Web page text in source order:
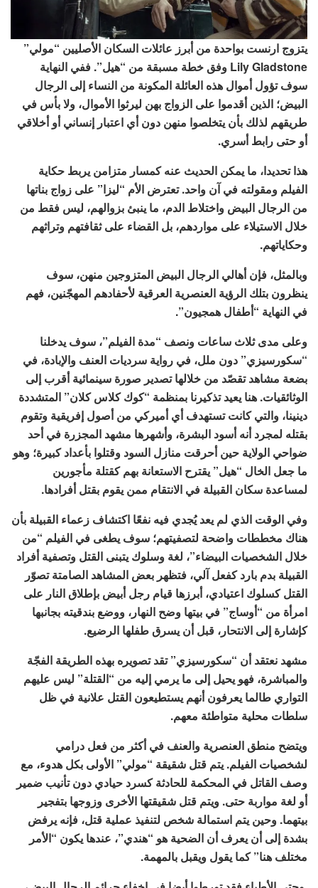
يتزوج ارنست بواحدة من أبرز عائلات السكان الأصليين “مولي”
Lily Gladstone وفق خطة مسبقة من “هيل”. ففي النهاية
سوف تؤول أموال هذه العائلة المكونة من النساء إلى الرجال
البيض؛ الذين أقدموا على الزواج بهن ليرثوا الأموال، ولا بأس في
طريقهم لذلك بأن يتخلصوا منهن دون أي اعتبار إنساني أو أخلاقي
أو حتى رابط أسري.
هذا تحديدا، ما يمكن الحديث عنه كمسار متزامن يربط حكاية
الفيلم ومقولته في آن واحد. تعترض الأم “ليزا” على زواج بناتها
من الرجال البيض واختلاط الدم، ما ينبئ بزوالهم، ليس فقط من
خلال الاستيلاء على مواردهم، بل القضاء على ثقافتهم وتراثهم
وحكاياتهم.
وبالمثل، فإن أهالي الرجال البيض المتزوجين منهن، سوف
ينظرون بتلك الرؤية العنصرية العرقية لأحفادهم المهجّنين، فهم
في النهاية “أطفال همجيون”.
وعلى مدى ثلاث ساعات ونصف “مدة الفيلم”، سوف يدخلنا
“سكورسيزي” دون ملل، في رواية سرديات العنف والإبادة، في
بضعة مشاهد تقصّد من خلالها تصدير صورة سينمائية أقرب إلى
الوثائقيات. هنا يعيد تذكيرنا بمنظمة “كوك كلاس كلان” المتشددة
دينينا، والتي كانت تستهدف أي أميركي من أصول إفريقية وتقوم
بقتله لمجرد أنه أسود البشرة، وأشهرها مشهد المجزرة في أحد
ضواحي الولاية حين أحرقت منازل السود وقتلوا بأعداد كبيرة؛ وهو
ما جعل الخال “هيل” يقترح الاستعانة بهم كقتلة مأجورين
لمساعدة سكان القبيلة في الانتقام ممن يقوم بقتل أفرادها.
وفي الوقت الذي لم يعد يُجدي فيه نفعًا اكتشاف زعماء القبيلة بأن
هناك مخططات واضحة لتصفيتهم؛ سوف يطغى في الفيلم “من
خلال الشخصيات البيضاء”، لغة وسلوك يتبنى القتل وتصفية أفراد
القبيلة بدم بارد كفعل آلي، فتظهر بعض المشاهد الصامتة تصوّر
القتل كسلوك اعتيادي، أبرزها قيام رجل أبيض بإطلاق النار على
امرأة من “أوساج” في بيتها وضح النهار، ووضع بندقيته بجانبها
كإشارة إلى الانتحار، قبل أن يسرق طفلها الرضيع.
مشهد نعتقد أن “سكورسيزي” تقد تصويره بهذه الطريقة الفجّة
والمباشرة، فهو يحيل إلى ما يرمي إليه من “القتلة” ليس عليهم
التواري طالما يعرفون أنهم يستطيعون القتل علانية في ظل
سلطات محلية متواطئة معهم.
ويتضح منطق العنصرية والعنف في أكثر من فعل درامي
لشخصيات الفيلم. يتم قتل شقيقة “مولي” الأولى بكل هدوء، مع
وصف القاتل في المحكمة للحادثة كسرد حيادي دون تأنيب ضمير
أو لغة مواربة حتى. ويتم قتل شقيقتها الأخرى وزوجها بتفجير
بيتهما. وحين يتم استمالة شخص لتنفيذ عملية قتل، فإنه يرفض
بشدة إلى أن يعرف أن الضحية هو “هندي”، عندها يكون “الأمر
مختلف هنا” كما يقول ويقبل بالمهمة.